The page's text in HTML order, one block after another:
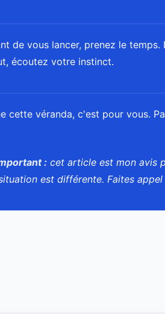
de vous lancer, prenez le
écoutez votre instinct.
cette véranda, c'est pour vous.
: cet article est mon avis
est différente. Faites